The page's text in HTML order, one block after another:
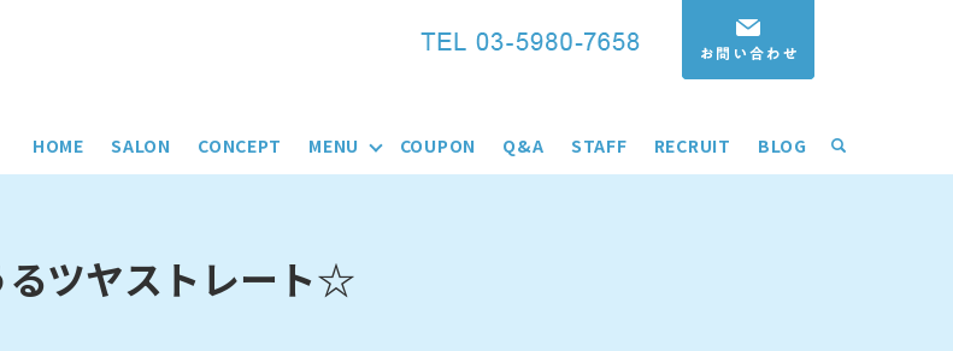
HOME SALON CONCEPT MENU COUPON Q&A STAFF RECRUIT BLOG search
ツヤストレート☆